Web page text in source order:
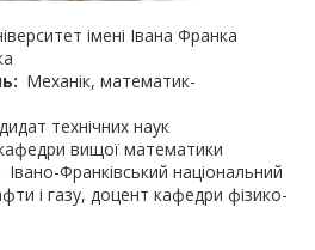
імені Івана Франка
Механік, математик-
технічних наук
вищої математики
Івано-Франківський національний
і газу, доцент кафедри фізико-